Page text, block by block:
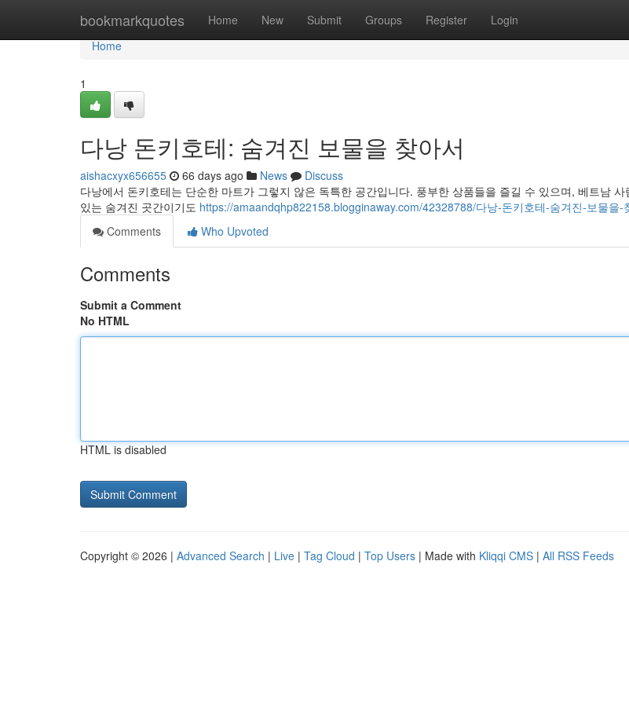
bookmarkquotes Home New Submit Groups Register Login
Home
Home
1
다낭 돈키호테: 숨겨진 보물을 찾아서
aishacxyx656655 66 days ago News
Discuss
다낭에서 돈키호테는 단순한 마트가 그렇지 않은 독특한 공간입니다. 풍부한 상품들을 즐길 수 있으며, 베트남
있는 숨겨진 곳간이기도 https://amaandqhp822158.blogginaway.com/42328788/다낭-돈키호테-숨겨진-보물을-
Comments
Who Upvoted
Comments
Submit a Comment
No HTML
HTML is disabled
Copyright © 2026 | Advanced Search | Live | Tag Cloud | Top Users | Made with Kliqqi CMS | All RSS Feeds